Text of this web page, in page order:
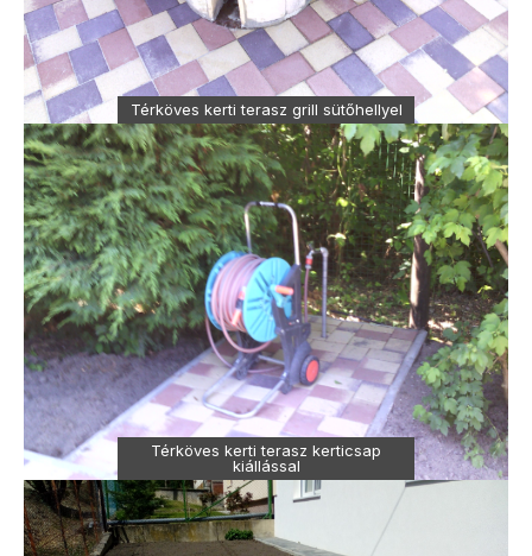
Térköves kerti terasz grill sütőhellyel
Térköves kerti terasz kerticsap
kiállással